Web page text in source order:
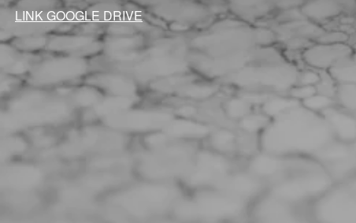
LINK GOOGLE DRIVE